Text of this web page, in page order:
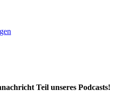
Teil unseres Podcasts!